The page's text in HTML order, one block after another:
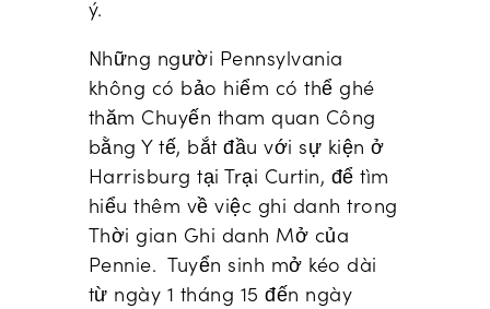
ý.
Những người Pennsylvania
không có bảo hiểm có thể ghé
thăm Chuyến tham quan Công
bằng Y tế, bắt đầu với sự kiện ở
Harrisburg tại Trại Curtin, để tìm
hiểu thêm về việc ghi danh trong
Thời gian Ghi danh Mở của
Pennie. Tuyển sinh mở kéo dài
từ ngày 1 tháng 15 đến ngày